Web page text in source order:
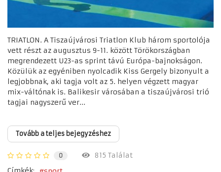
TRIATLON. A Tiszaújvárosi Triatlon Klub három sportolója
vett részt az augusztus 9-11. között Törökországban
megrendezett U23-as sprint távú Európa-bajnokságon.
Közülük az egyéniben nyolcadik Kiss Gergely bizonyult a
legjobbnak, aki tagja volt az 5. helyen végzett magyar
mix-váltónak is. Balikesir városában a tiszaújvárosi trió
tagjai nagyszerű ver...
Tovább a teljes bejegyzéshez
0
815 Találat